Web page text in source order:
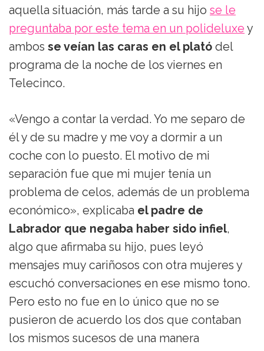
aquella situación, más tarde a su hijo se le
preguntaba por este tema en un polideluxe y
ambos se veían las caras en el plató del
programa de la noche de los viernes en
Telecinco.
«Vengo a contar la verdad. Yo me separo de
él y de su madre y me voy a dormir a un
coche con lo puesto. El motivo de mi
separación fue que mi mujer tenía un
problema de celos, además de un problema
económico», explicaba el padre de
Labrador que negaba haber sido infiel,
algo que afirmaba su hijo, pues leyó
mensajes muy cariñosos con otra mujeres y
escuchó conversaciones en ese mismo tono.
Pero esto no fue en lo único que no se
pusieron de acuerdo los dos que contaban
los mismos sucesos de una manera